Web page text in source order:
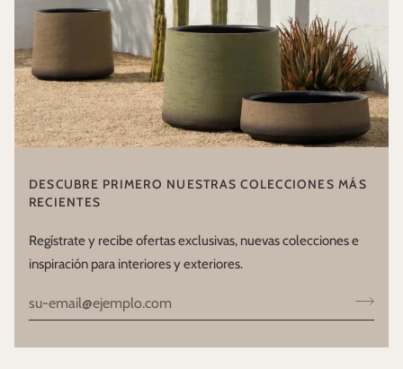
DESCUBRE PRIMERO NUESTRAS COLECCIONES MÁS
RECIENTES
Regístrate y recibe ofertas exclusivas, nuevas colecciones e
inspiración para interiores y exteriores.